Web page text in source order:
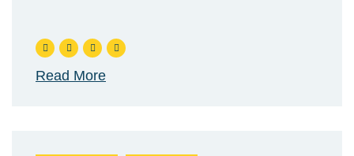
Read More